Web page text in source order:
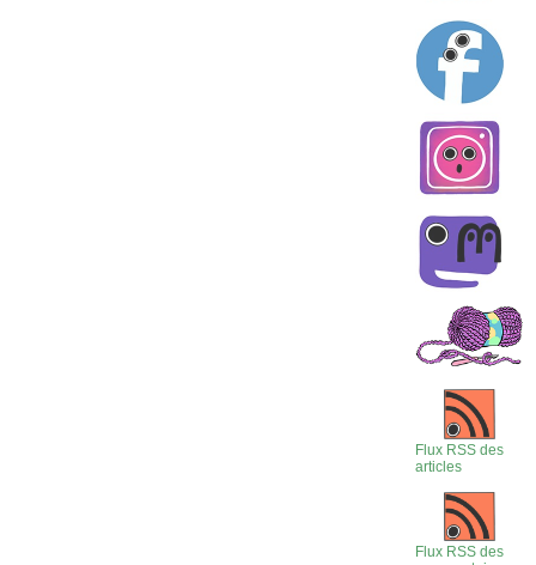
Flux RSS des
articles
Flux RSS des